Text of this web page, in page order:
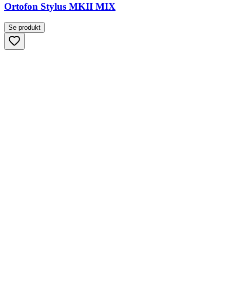
Ortofon Stylus MKII MIX
Se produkt